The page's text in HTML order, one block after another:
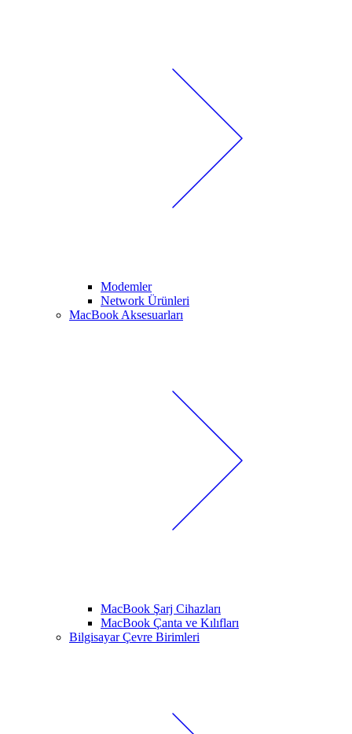
Modemler
Network Ürünleri
MacBook Aksesuarları
MacBook Şarj Cihazları
MacBook Çanta ve Kılıfları
Bilgisayar Çevre Birimleri